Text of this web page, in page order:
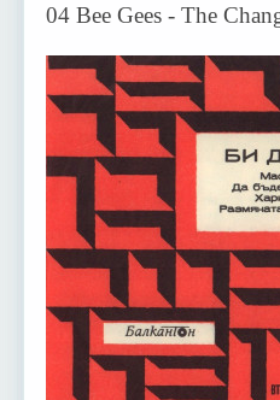
04 Bee Gees - The